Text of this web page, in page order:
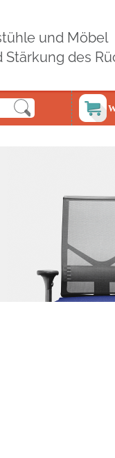
und Möbel
des